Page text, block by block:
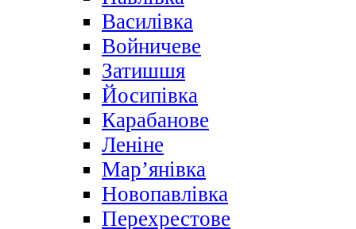
Василівка
Войничеве
Затишшя
Йосипівка
Карабанове
Леніне
Мар’янівка
Новопавлівка
Перехрестове